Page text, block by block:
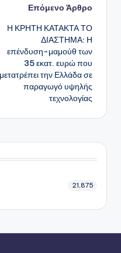
Επόμενο Άρθρο
Η ΚΡΗΤΗ ΚΑΤΑΚΤΑ ΤΟ
ΔΙΑΣΤΗΜΑ: Η
επένδυση-μαμούθ των
35 εκατ. ευρώ που
μετατρέπει την Ελλάδα σε
παραγωγό υψηλής
τεχνολογίας
21,875